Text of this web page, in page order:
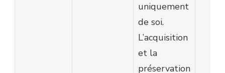
uniquement
de soi.
L’acquisition
et la
préservation